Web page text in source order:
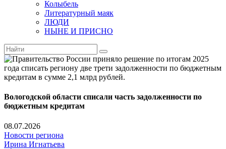
Колыбель
Литературный маяк
ЛЮДИ
НЫНЕ И ПРИСНО
Вологодской области списали часть задолженности по
бюджетным кредитам
08.07.2026
Новости региона
Ирина Игнатьева